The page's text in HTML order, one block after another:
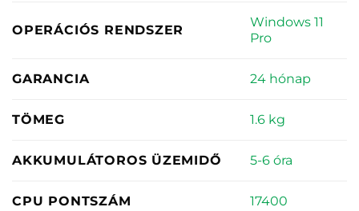
OPERÁCIÓS RENDSZER
Windows 11
Pro
GARANCIA 24 hónap
TÖMEG 1.6 kg
AKKUMULÁTOROS ÜZEMIDŐ 5-6 óra
CPU PONTSZÁM 17400